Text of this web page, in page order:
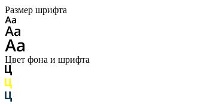
Размер шрифта
Цвет фона и шрифта